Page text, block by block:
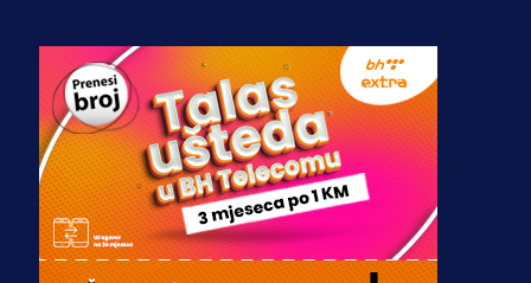
A Selekcija
Zmajevi dobili veliko pojačanje:
Fudbaler Olympiacosa želi obući
dres BiH!
3 sedmica 5 dan
Premijer liga BiH